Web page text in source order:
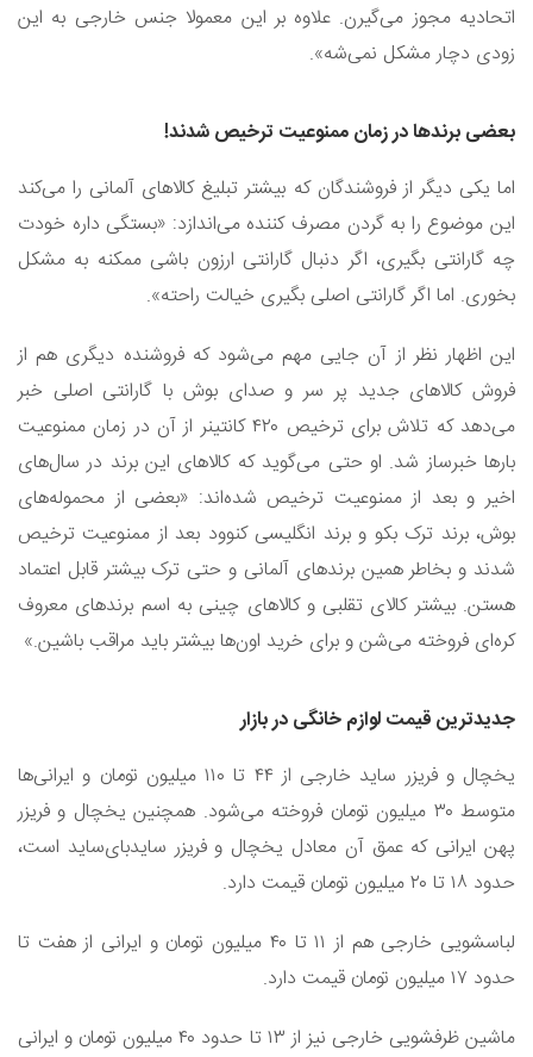
اتحادیه مجوز می‌گیرن. علاوه بر این معمولا جنس خارجی به این
زودی دچار مشکل نمی‌شه».
بعضی برندها در زمان ممنوعیت ترخیص شدند!
اما یکی دیگر از فروشندگان که بیشتر تبلیغ کالاهای آلمانی را می‌کند
این موضوع را به گردن مصرف کننده می‌اندازد: «بستگی داره خودت
چه گارانتی بگیری، اگر دنبال گارانتی ارزون باشی ممکنه به مشکل
بخوری. اما اگر گارانتی اصلی بگیری خیالت راحته».
این اظهار نظر از آن جایی مهم می‌شود که فروشنده دیگری هم از
فروش کالاهای جدید پر سر و صدای بوش با گارانتی اصلی خبر
می‌دهد که تلاش برای ترخیص ۴۲۰ کانتینر از آن در زمان ممنوعیت
بارها خبرساز شد. او حتی می‌گوید که کالاهای این برند در سال‌های
اخیر و بعد از ممنوعیت ترخیص شده‌اند: «بعضی از محموله‌های
بوش، برند ترک بکو و برند انگلیسی کنوود بعد از ممنوعیت ترخیص
شدند و بخاطر همین برندهای آلمانی و حتی ترک بیشتر قابل اعتماد
هستن. بیشتر کالای تقلبی و کالاهای چینی به اسم برندهای معروف
کره‌ای فروخته می‌شن و برای خرید اون‌ها بیشتر باید مراقب باشین.»
جدیدترین قیمت لوازم خانگی در بازار
یخچال و فریزر ساید خارجی از ۴۴ تا ۱۱۰ میلیون تومان و ایرانی‌ها
متوسط ۳۰ میلیون تومان فروخته می‌شود. همچنین یخچال و فریزر
پهن ایرانی که عمق آن معادل یخچال و فریزر سایدبای‌ساید است،
حدود ۱۸ تا ۲۰ میلیون تومان قیمت دارد.
لباسشویی خارجی هم از ۱۱ تا ۴۰ میلیون تومان و ایرانی از هفت تا
حدود ۱۷ میلیون تومان قیمت دارد.
ماشین ظرفشویی خارجی نیز از ۱۳ تا حدود ۴۰ میلیون تومان و ایرانی